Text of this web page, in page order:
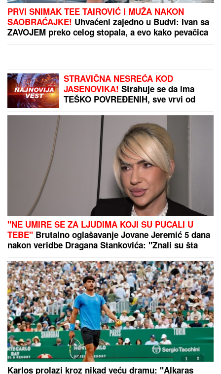
PRVI SNIMAK TEE TAIROVIĆ I MUŽA NAKON
SAOBRAĆAJKE! Uhvaćeni zajedno u Budvi: Ivan sa
ZAVOJEM preko celog stopala, a evo kako pevačica
STRAVIČNA NESREĆA KOD
JASENOVIKA! Strahuje se da ima
TEŠKO POVREĐENIH, sve vrvi od
"NE UMIRE SE ZA LJUDIMA KOJI SU PUCALI U
TEBE" Brutalno oglašavanje Jovane Jeremić 5 dana
nakon veridbe Dragana Stankovića: "Znali su šta
Karlos prolazi kroz nikad veću dramu: "Alkaras